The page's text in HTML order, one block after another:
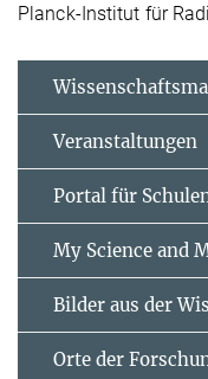
Planck-Institut für
Veranstaltungen
Portal für
My Science and
Bilder aus der
Orte der